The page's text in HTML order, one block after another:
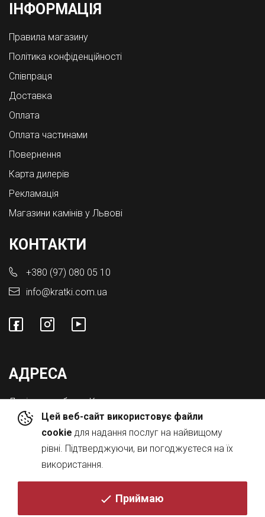
Цей веб-сайт використовує файли
cookie для надання послуг на найвищому
рівні. Підтверджуючи, ви погоджуєтеся на їх
використання.
Приймаю
ІНФОРМАЦІЯ
Правила магазину
Політика конфіденційності
Співпраця
Доставка
Оплата
Оплата частинами
Повернення
Карта дилерів
Рекламація
Магазини камінів у Львові
КОНТАКТИ
+380 (97) 080 05 10
info@kratki.com.ua
АДРЕСА
Львівська обл., с. Конопниця,
Вул. Городоцька 8а